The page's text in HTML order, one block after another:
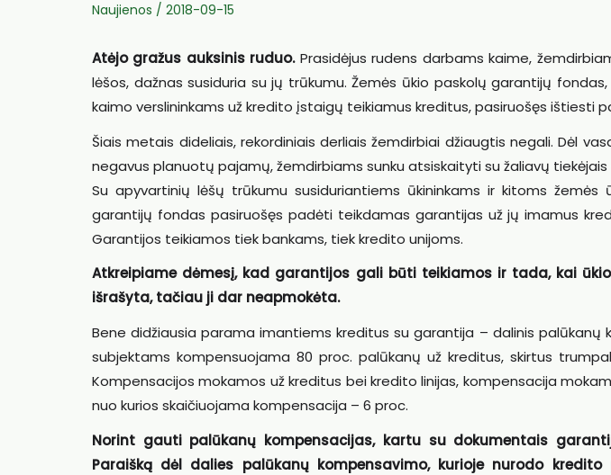
Naujienos / 2018-09-15
Atėjo gražus auksinis ruduo. Prasidėjus rudens darbams kaime,
lėšos, dažnas susiduria su jų trūkumu. Žemės ūkio paskolų garantijų
kaimo verslininkams už kredito įstaigų teikiamus kreditus, pasiruošęs ištiesti
Šiais metais dideliais, rekordiniais derliais žemdirbiai džiaugtis negali. Dėl
negavus planuotų pajamų, žemdirbiams sunku atsiskaityti su žaliavų
Su apyvartinių lėšų trūkumu susiduriantiems ūkininkams ir kitoms žemės
garantijų fondas pasiruošęs padėti teikdamas garantijas už jų imamus
Garantijos teikiamos tiek bankams, tiek kredito unijoms.
Atkreipiame dėmesį, kad garantijos gali būti teikiamos ir tada, kai
išrašyta, tačiau ji dar neapmokėta.
Bene didžiausia parama imantiems kreditus su garantija – dalinis palūkanų
subjektams kompensuojama 80 proc. palūkanų už kreditus, skirtus
Kompensacijos mokamos už kreditus bei kredito linijas, kompensacija
nuo kurios skaičiuojama kompensacija – 6 proc.
Norint gauti palūkanų kompensacijas, kartu su dokumentais
Paraišką dėl dalies palūkanų kompensavimo, kurioje nurodo